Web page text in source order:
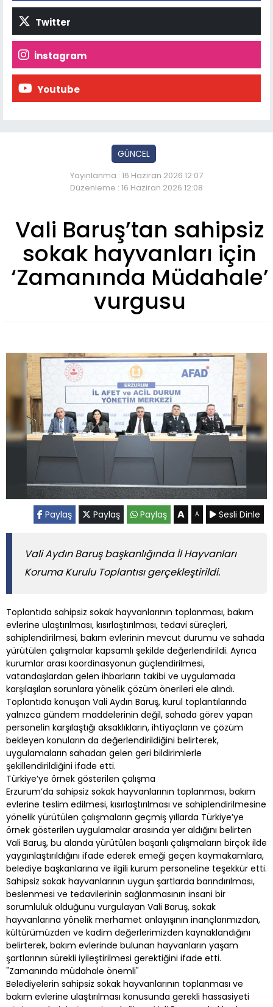
Twitter
İnstagram
Youtube
GÜNCEL
Yayınlanma : 16 Haziran 2026 12:07
Düzenleme : 16 Haziran 2026 12:08
Vali Baruş’tan sahipsiz
sokak hayvanları için
‘Zamanında Müdahale’
vurgusu
Paylaş Paylaş Paylaş A A Sesli Dinle
Vali Aydın Baruş başkanlığında İl Hayvanları
Koruma Kurulu Toplantısı gerçekleştirildi.
Toplantıda sahipsiz sokak hayvanlarının toplanması, bakım
evlerine ulaştırılması, kısırlaştırılması, tedavi süreçleri,
sahiplendirilmesi, bakım evlerinin mevcut durumu ve sahada
yürütülen çalışmalar kapsamlı şekilde değerlendirildi. Ayrıca
kurumlar arası koordinasyonun güçlendirilmesi,
vatandaşlardan gelen ihbarların takibi ve uygulamada
karşılaşılan sorunlara yönelik çözüm önerileri ele alındı.
Toplantıda konuşan Vali Aydın Baruş, kurul toplantılarında
yalnızca gündem maddelerinin değil, sahada görev yapan
personelin karşılaştığı aksaklıkların, ihtiyaçların ve çözüm
bekleyen konuların da değerlendirildiğini belirterek,
uygulamaların sahadan gelen geri bildirimlerle
şekillendirildiğini ifade etti.
Türkiye’ye örnek gösterilen çalışma
Erzurum’da sahipsiz sokak hayvanlarının toplanması, bakım
evlerine teslim edilmesi, kısırlaştırılması ve sahiplendirilmesine
yönelik yürütülen çalışmaların geçmiş yıllarda Türkiye’ye
örnek gösterilen uygulamalar arasında yer aldığını belirten
Vali Baruş, bu alanda yürütülen başarılı çalışmaların birçok ilde
yaygınlaştırıldığını ifade ederek emeği geçen kaymakamlara,
belediye başkanlarına ve ilgili kurum personeline teşekkür etti.
Sahipsiz sokak hayvanlarının uygun şartlarda barındırılması,
beslenmesi ve tedavilerinin sağlanmasının insani bir
sorumluluk olduğunu vurgulayan Vali Baruş, sokak
hayvanlarına yönelik merhamet anlayışının inançlarımızdan,
kültürümüzden ve kadim değerlerimizden kaynaklandığını
belirterek, bakım evlerinde bulunan hayvanların yaşam
şartlarının sürekli iyileştirilmesi gerektiğini ifade etti.
"Zamanında müdahale önemli"
Belediyelerin sahipsiz sokak hayvanlarının toplanması ve
bakım evlerine ulaştırılması konusunda gerekli hassasiyeti